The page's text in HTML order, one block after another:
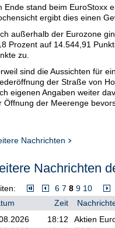
Ende stand beim EuroStoxx
ergibt dies einen
außerhalb der Eurozone
Prozent auf 14.544,91
zu.
sind die Aussichten für
der Straße von
eigenen Angaben weiter
Öffnung der Meerenge
Nachrichten
Nachrichten
6 7 8 9 10
Zeit
18:12
Aktien